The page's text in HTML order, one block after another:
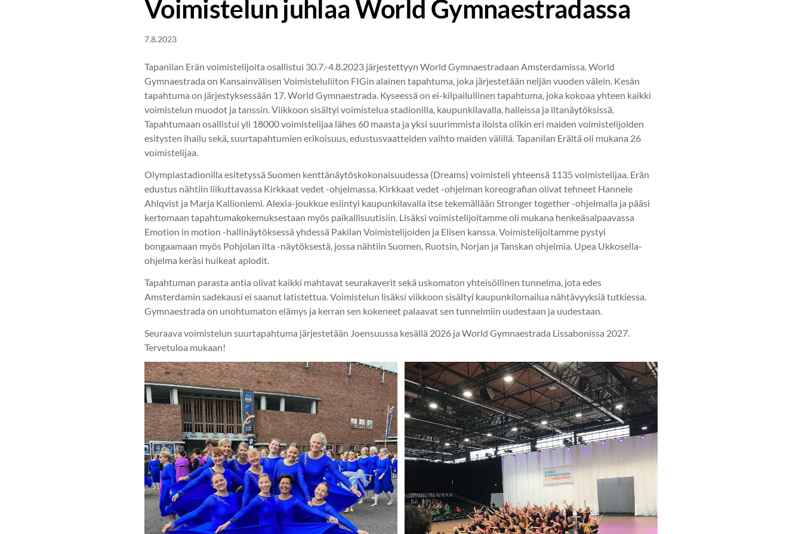
Voimistelun juhlaa World Gymnaestradassa
7.8.2023
Tapanilan Erän voimistelijoita osallistui 30.7.-4.8.2023 järjestettyyn World Gymnaestradaan Amsterdamissa. World
Gymnaestrada on Kansainvälisen Voimisteluliiton FIGin alainen tapahtuma, joka järjestetään neljän vuoden välein. Kesän
tapahtuma on järjestyksessään 17. World Gymnaestrada. Kyseessä on ei-kilpailullinen tapahtuma, joka kokoaa yhteen kaikki
voimistelun muodot ja tanssin. Viikkoon sisältyi voimistelua stadionilla, kaupunkilavalla, halleissa ja iltanäytöksissä.
Tapahtumaan osallistui yli 18000 voimistelijaa lähes 60 maasta ja yksi suurimmista iloista olikin eri maiden voimistelijoiden
esitysten ihailu sekä, suurtapahtumien erikoisuus, edustusvaatteiden vaihto maiden välillä. Tapanilan Erältä oli mukana 26
voimistelijaa.
Olympiastadionilla esitetyssä Suomen kenttänäytöskokonaisuudessa (Dreams) voimisteli yhteensä 1135 voimistelijaa. Erän
edustus nähtiin liikuttavassa Kirkkaat vedet -ohjelmassa. Kirkkaat vedet -ohjelman koreografian olivat tehneet Hannele
Ahlqvist ja Marja Kallioniemi. Alexia-joukkue esiintyi kaupunkilavalla itse tekemällään Stronger together -ohjelmalla ja pääsi
kertomaan tapahtumakokemuksestaan myös paikallisuutisiin. Lisäksi voimistelijoitamme oli mukana henkeäsalpaavassa
Emotion in motion -hallinäytöksessä yhdessä Pakilan Voimistelijoiden ja Elisen kanssa. Voimistelijoitamme pystyi
bongaamaan myös Pohjolan ilta -näytöksestä, jossa nähtiin Suomen, Ruotsin, Norjan ja Tanskan ohjelmia. Upea Ukkosella-
ohjelma keräsi huikeat aplodit.
Tapahtuman parasta antia olivat kaikki mahtavat seurakaverit sekä uskomaton yhteisöllinen tunnelma, jota edes
Amsterdamin sadekausi ei saanut latistettua. Voimistelun lisäksi viikkoon sisältyi kaupunkilomailua nähtävyyksiä tutkiessa.
Gymnaestrada on unohtumaton elämys ja kerran sen kokeneet palaavat sen tunnelmiin uudestaan ja uudestaan.
Seuraava voimistelun suurtapahtuma järjestetään Joensuussa kesällä 2026 ja World Gymnaestrada Lissabonissa 2027.
Tervetuloa mukaan!